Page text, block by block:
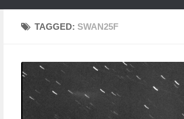
TAGGED:SWAN25F